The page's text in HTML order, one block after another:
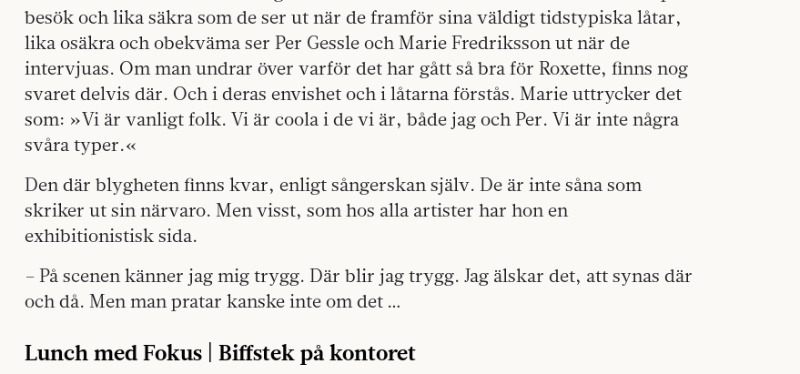
besök och lika säkra som de ser ut när de framför sina väldigt tidstypiska låtar,
lika osäkra och obekväma ser Per Gessle och Marie Fredriksson ut när de
intervjuas. Om man undrar över varför det har gått så bra för Roxette, finns nog
svaret delvis där. Och i deras envishet och i låtarna förstås. Marie uttrycker det
som: »Vi är vanligt folk. Vi är coola i de vi är, både jag och Per. Vi är inte några
svåra typer.«
Den där blygheten finns kvar, enligt sångerskan själv. De är inte såna som
skriker ut sin närvaro. Men visst, som hos alla artister har hon en
exhibitionistisk sida.
– På scenen känner jag mig trygg. Där blir jag trygg. Jag älskar det, att synas där
och då. Men man pratar kanske inte om det …
Lunch med Fokus | Biffstek på kontoret